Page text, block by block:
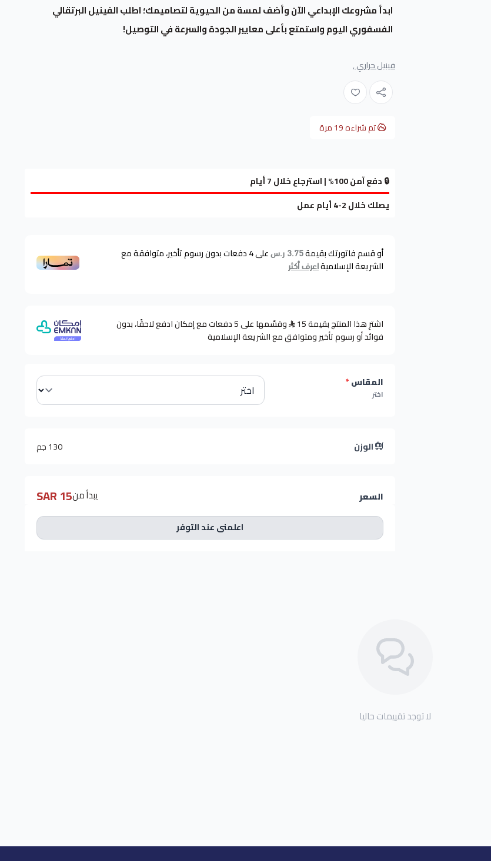
ابدأ مشروعك الإبداعي الآن وأضف لمسة من الحيوية لتصاميمك؛ اطلب الفينيل البرتقالي
الفسفوري اليوم واستمتع بأعلى معايير الجودة والسرعة في التوصيل!
فينيل حراري ,
تم شراءه19مرة
🔒 دفع آمن 100% | استرجاع خلال 7 أيام
يصلك خلال 2-4 أيام عمل
أو قسم فاتورتك بقيمة3.75 ر.س على4دفعات بدون رسوم تأخير، متوافقة مع
الشريعة الإسلاميةاعرف أكثر
اشترِ هذا المنتج بقيمة 15
وقسّمها على 5 دفعات مع إمكان ادفع لاحقًا، بدون
فوائد أو رسوم تأخير ومتوافق مع الشريعة الإسلامية
المقاس*
اختر
الوزن 130 جم
السعر يبدأ من15 SAR
اعلمني عند التوفر
لا توجد تقييمات حاليا